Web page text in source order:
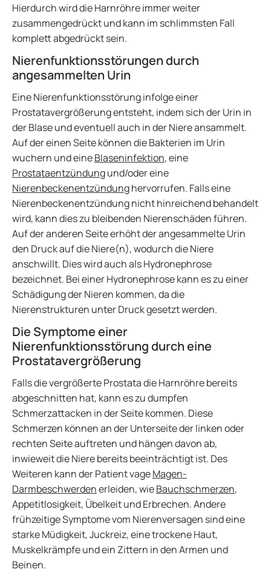
Hierdurch wird die Harnröhre immer weiter
zusammengedrückt und kann im schlimmsten Fall
komplett abgedrückt sein.
Nierenfunktionsstörungen durch
angesammelten Urin
Eine Nierenfunktionsstörung infolge einer
Prostatavergrößerung entsteht, indem sich der Urin in
der Blase und eventuell auch in der Niere ansammelt.
Auf der einen Seite können die Bakterien im Urin
wuchern und eineBlaseninfektion, eine
Prostataentzündungund/oder eine
Nierenbeckenentzündunghervorrufen. Falls eine
Nierenbeckenentzündung nicht hinreichend behandelt
wird, kann dies zu bleibenden Nierenschäden führen.
Auf der anderen Seite erhöht der angesammelte Urin
den Druck auf die Niere(n), wodurch die Niere
anschwillt. Dies wird auch als Hydronephrose
bezeichnet. Bei einer Hydronephrose kann es zu einer
Schädigung der Nieren kommen, da die
Nierenstrukturen unter Druck gesetzt werden.
Die Symptome einer
Nierenfunktionsstörung durch eine
Prostatavergrößerung
Falls die vergrößerte Prostata die Harnröhre bereits
abgeschnitten hat, kann es zu dumpfen
Schmerzattacken in der Seite kommen. Diese
Schmerzen können an der Unterseite der linken oder
rechten Seite auftreten und hängen davon ab,
inwieweit die Niere bereits beeinträchtigt ist. Des
Weiteren kann der Patient vageMagen-
Darmbeschwerdenerleiden, wieBauchschmerzen,
Appetitlosigkeit, Übelkeit und Erbrechen. Andere
frühzeitige Symptome vom Nierenversagen sind eine
starke Müdigkeit, Juckreiz, eine trockene Haut,
Muskelkrämpfe und ein Zittern in den Armen und
Beinen.